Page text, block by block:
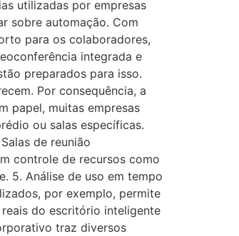
utilizadas por empresas
sobre automação. Com
para os colaboradores,
integrada e
preparados para isso.
Por consequência, a
papel, muitas empresas
ou salas específicas.
de reunião
controle de recursos como
5. Análise de uso em tempo
por exemplo, permite
do escritório inteligente
traz diversos